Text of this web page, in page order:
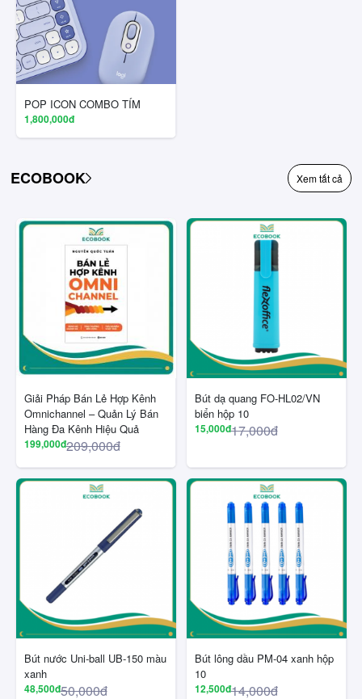
POP ICON COMBO TÍM
1,800,000đ
ECOBOOK Xem tất cả
Giải Pháp Bán Lẻ Hợp Kênh
Omnichannel – Quản Lý Bán
Hàng Đa Kênh Hiệu Quả
199,000đ209,000đ
Bút dạ quang FO-HL02/VN
biển hộp 10
15,000đ17,000đ
Bút nước Uni-ball UB-150 màu
xanh
48,500đ50,000đ
Bút lông dầu PM-04 xanh hộp
10
12,500đ14,000đ